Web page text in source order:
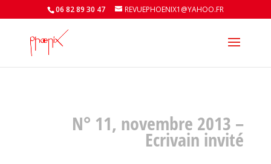
06 82 89 30 47 REVUEPHOENIX1@YAHOO.FR
N° 11, novembre 2013 –
Ecrivain invité